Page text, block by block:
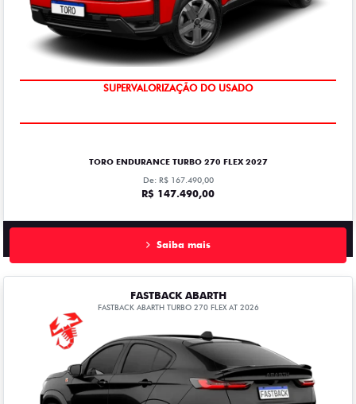
SUPERVALORIZAÇÃO DO USADO
TORO ENDURANCE TURBO 270 FLEX 2027
De: R$ 167.490,00
R$ 147.490,00
Saiba mais
FASTBACK ABARTH
FASTBACK ABARTH TURBO 270 FLEX AT 2026